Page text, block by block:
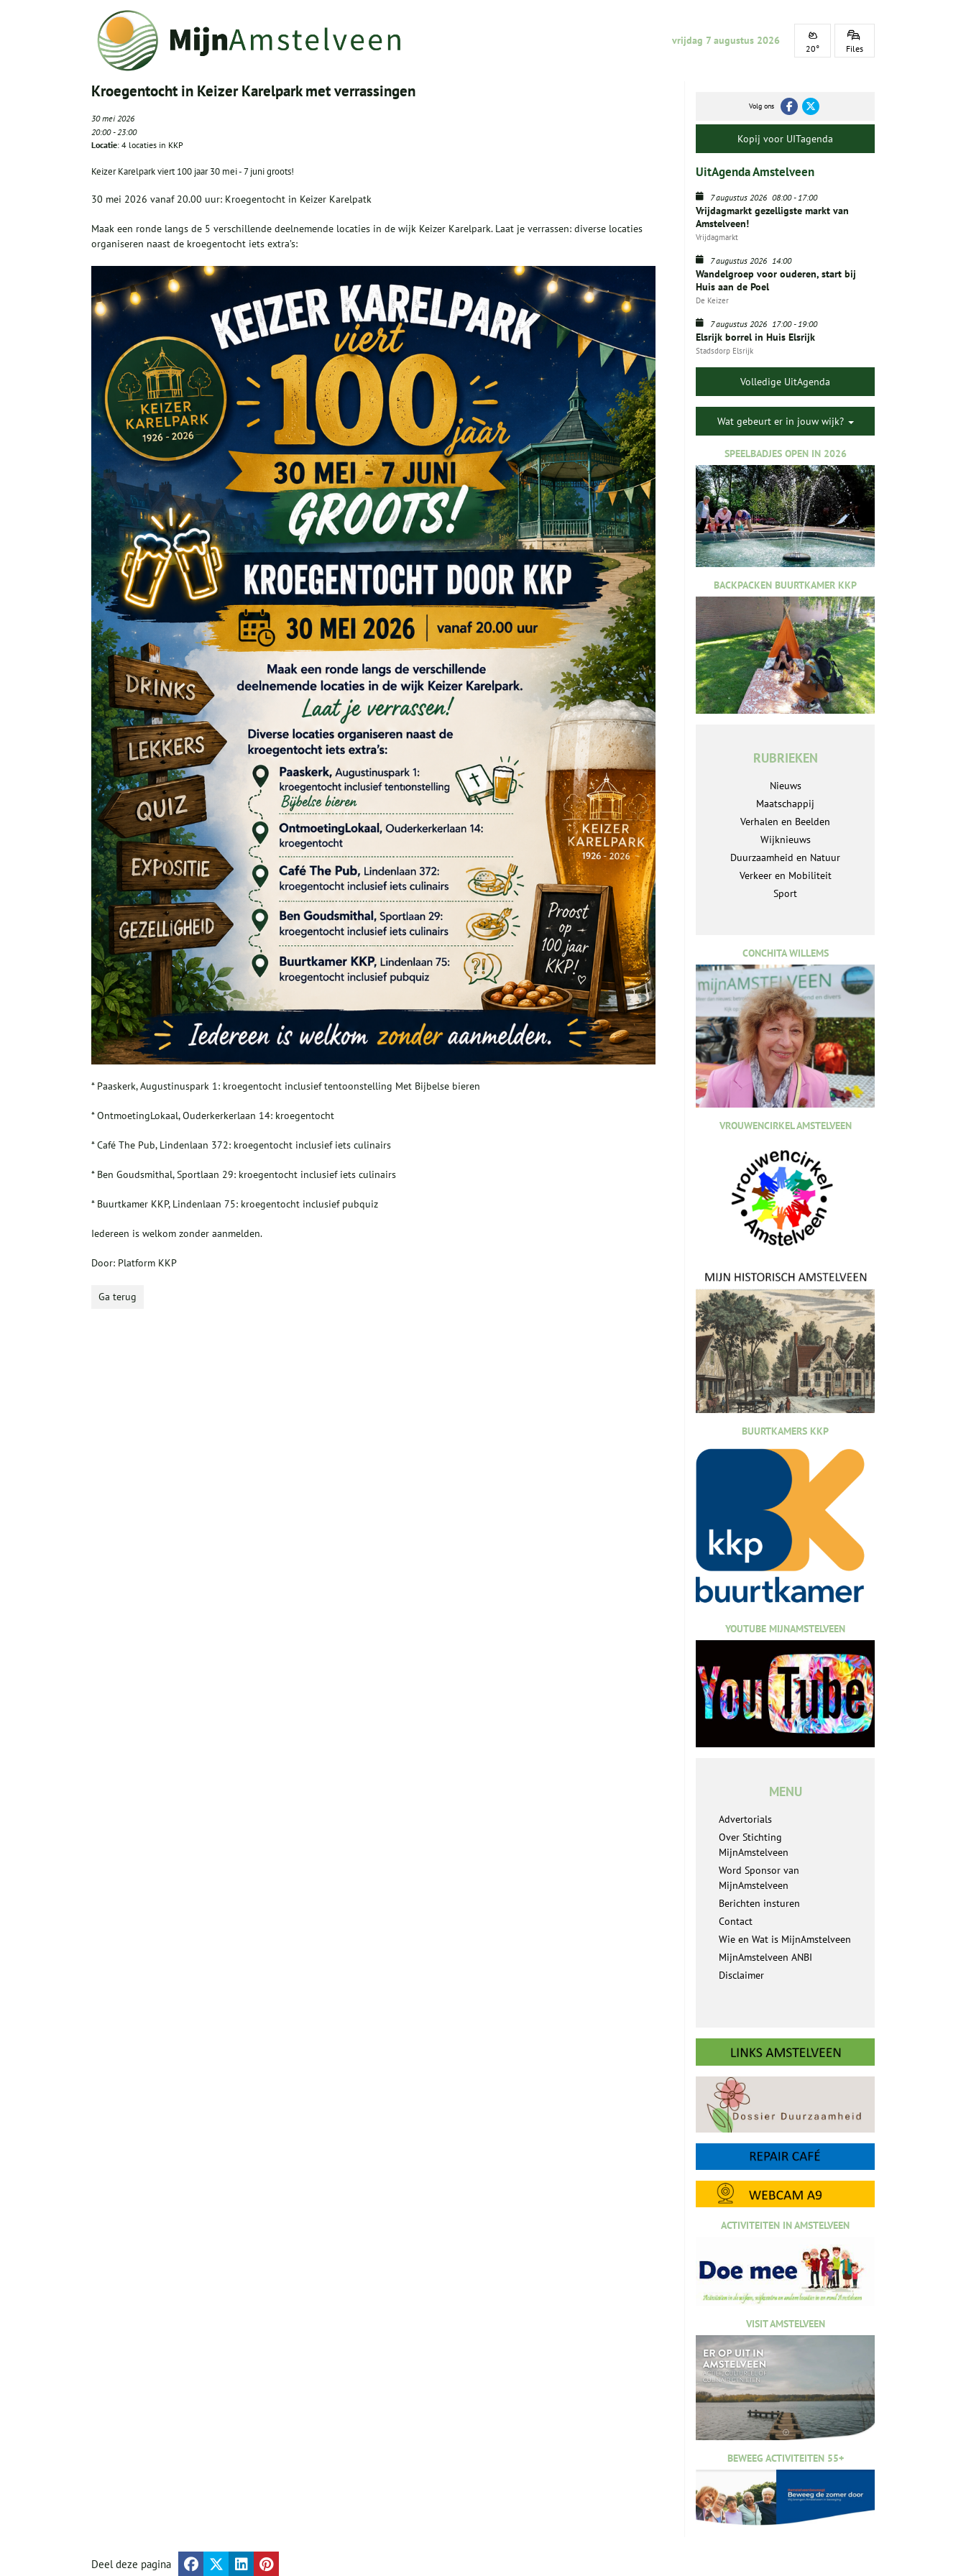
vrijdag 7 augustus 2026
20° Files
Kroegentocht in Keizer Karelpark met verrassingen
30 mei 2026
20:00-23:00
Locatie: 4 locaties in KKP
Keizer Karelpark viert 100 jaar 30 mei - 7 juni groots!
30 mei 2026 vanaf 20.00 uur: Kroegentocht in Keizer Karelpatk
Maak een ronde langs de 5 verschillende deelnemende locaties in de wijk Keizer Karelpark. Laat je verrassen: diverse locaties
organiseren naast de kroegentocht iets extra’s:
* Paaskerk, Augustinuspark 1: kroegentocht inclusief tentoonstelling Met Bijbelse bieren
* OntmoetingLokaal, Ouderkerkerlaan 14: kroegentocht
* Café The Pub, Lindenlaan 372: kroegentocht inclusief iets culinairs
* Ben Goudsmithal, Sportlaan 29: kroegentocht inclusief iets culinairs
* Buurtkamer KKP, Lindenlaan 75: kroegentocht inclusief pubquiz
Iedereen is welkom zonder aanmelden.
Door: Platform KKP
Ga terug
Volg ons
Kopij voor UITagenda
UitAgenda Amstelveen
7 augustus 2026 08:00-17:00
Vrijdagmarkt gezelligste markt van
Amstelveen!
Vrijdagmarkt
7 augustus 2026 14:00
Wandelgroep voor ouderen, start bij
Huis aan de Poel
De Keizer
7 augustus 2026 17:00-19:00
Elsrijk borrel in Huis Elsrijk
Stadsdorp Elsrijk
Volledige UitAgenda
Wat gebeurt er in jouw wijk?
SPEELBADJES OPEN IN 2026
BACKPACKEN BUURTKAMER KKP
RUBRIEKEN
Nieuws
Maatschappij
Verhalen en Beelden
Wijknieuws
Duurzaamheid en Natuur
Verkeer en Mobiliteit
Sport
CONCHITA WILLEMS
VROUWENCIRKEL AMSTELVEEN
BUURTKAMERS KKP
YOUTUBE MIJNAMSTELVEEN
MENU
Advertorials
Over Stichting
MijnAmstelveen
Word Sponsor van
MijnAmstelveen
Berichten insturen
Contact
Wie en Wat is MijnAmstelveen
MijnAmstelveen ANBI
Disclaimer
ACTIVITEITEN IN AMSTELVEEN
VISIT AMSTELVEEN
BEWEEG ACTIVITEITEN 55+
Deel deze pagina